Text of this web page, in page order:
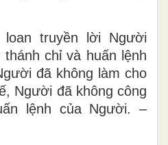
truyền lời Người
chỉ và huấn lệnh
đã không làm cho
Người đã không công
lệnh của Người. –